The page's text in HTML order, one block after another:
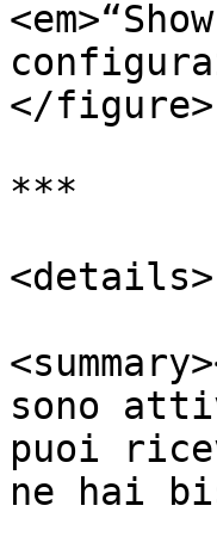
</figure>
***
<details>
sono
puoi
ne hai